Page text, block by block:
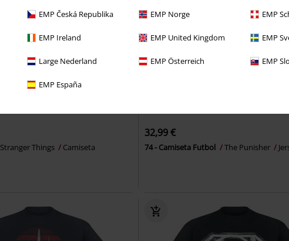
EMP Česká Republika EMP Norge EMP
EMP Ireland EMP United Kingdom EMP
Large Nederland EMP Österreich EMP
EMP España
Stranger Things Camiseta
32,99 €
74 - Camiseta Futbol The Punisher